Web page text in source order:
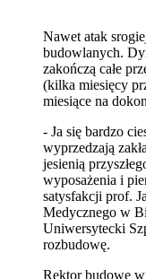
Nawet atak
budowlanych.
zakończą całe
(kilka miesięcy
miesiące na
- Ja się bardzo
wyprzedzają
jesienią
wyposażenia i
satysfakcji prof.
Medycznego w
Uniwersytecki
rozbudowę.
Rektor budowę